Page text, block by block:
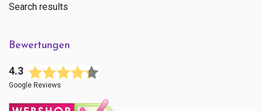
Search results
Bewertungen
4.3
Google Reviews